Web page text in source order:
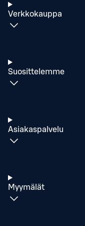
Verkkokauppa
Suosittelemme
Asiakaspalvelu
Myymälät